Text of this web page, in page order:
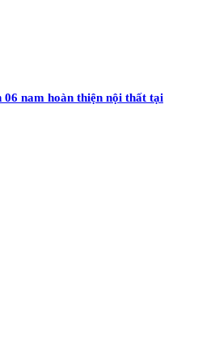
nam hoàn thiện nội thất tại